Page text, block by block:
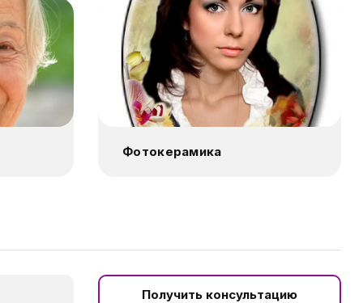
Фотокерамика
Получить консультацию